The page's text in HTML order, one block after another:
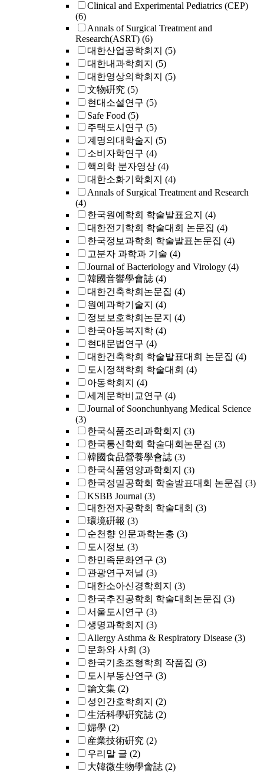
Clinical and Experimental Pediatrics (CEP)
(6)
Annals of Surgical Treatment and
Research(ASRT) (6)
대한산업공학회지 (5)
대한내과학회지 (5)
대한영상의학회지 (5)
文物硏究 (5)
현대소설연구 (5)
Safe Food (5)
주택도시연구 (5)
계명의대학술지 (5)
소비자학연구 (4)
핵의학 분자영상 (4)
대한소화기학회지 (4)
Annals of Surgical Treatment and Research
(4)
한국원예학회 학술발표요지 (4)
대한전기학회 학술대회 논문집 (4)
한국정보과학회 학술발표논문집 (4)
고분자 과학과 기술 (4)
Journal of Bacteriology and Virology (4)
韓國音響學會誌 (4)
대한건축학회논문집 (4)
원예과학기술지 (4)
정보보호학회논문지 (4)
한국아동복지학 (4)
현대문법연구 (4)
대한건축학회 학술발표대회 논문집 (4)
도시정책학회 학술대회 (4)
아동학회지 (4)
세계문학비교연구 (4)
Journal of Soonchunhyang Medical Science
(3)
한국식품조리과학회지 (3)
한국통신학회 학술대회논문집 (3)
韓國食品營養學會誌 (3)
한국식품영양과학회지 (3)
한국정밀공학회 학술발표대회 논문집 (3)
KSBB Journal (3)
대한전자공학회 학술대회 (3)
環境硏報 (3)
순천향 인문과학논총 (3)
도시정보 (3)
한민족문화연구 (3)
관광연구저널 (3)
대한소아신경학회지 (3)
한국추진공학회 학술대회논문집 (3)
서울도시연구 (3)
생명과학회지 (3)
Allergy Asthma & Respiratory Disease (3)
문화와 사회 (3)
한국기초조형학회 작품집 (3)
도시부동산연구 (3)
論文集 (2)
성인간호학회지 (2)
生活科學硏究誌 (2)
婦學 (2)
産業技術硏究 (2)
우리말 글 (2)
大韓微生物學會誌 (2)